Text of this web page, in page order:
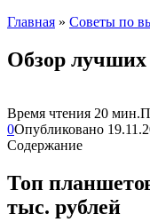
Главная » Советы по
Обзор
Время чтения 20 мин.
0Опубликовано
Содержание
Топ
тыс. рублей